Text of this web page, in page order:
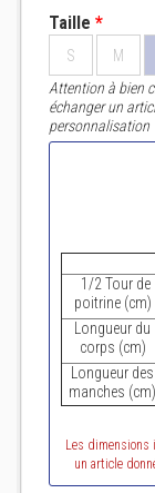
Taille *
S M
Attention à bien
échanger un
personnalisation
1/2 Tour de
poitrine (cm)
Longueur du
corps (cm)
Longueur des
manches (cm)
Les dimensions
un article